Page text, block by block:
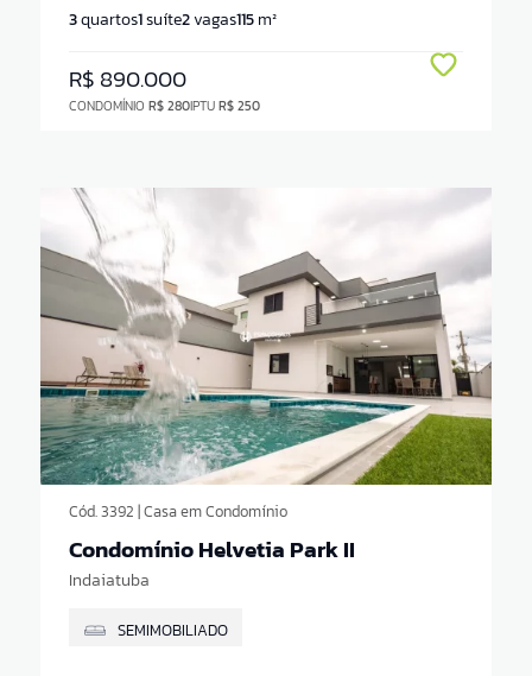
3quartos1suíte2vagas115m²
R$ 890.000
CONDOMÍNIOR$ 280IPTUR$ 250
Cód. 3392 | Casa em Condomínio
Condomínio Helvetia Park II
Indaiatuba
SEMIMOBILIADO